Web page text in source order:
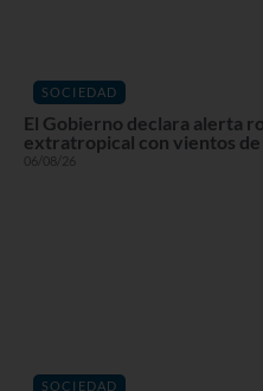
SOCIEDAD
El Gobierno declara alerta
extratropical con vientos de
06/08/26
SOCIEDAD